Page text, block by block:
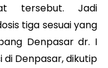
tersebut. Jadi
tiga sesuai yang
Denpasar dr. I
di Denpasar, dikutip